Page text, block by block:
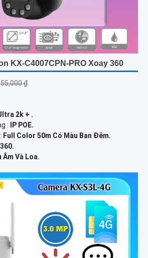
KX-C4007CPN-PRO Xoay 360
₫
2k + .
:
IP POE.
Full Color 50m Có Màu Ban Ðêm.
Âm Và Loa.